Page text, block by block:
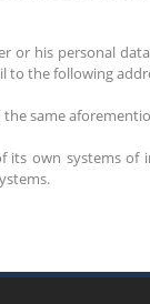
his personal
to the following
same
its own systems of